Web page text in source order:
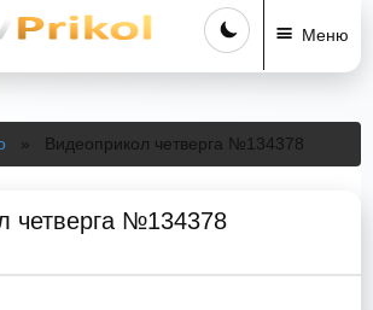
Меню
» Видеоприкол четверга №134378
четверга №134378